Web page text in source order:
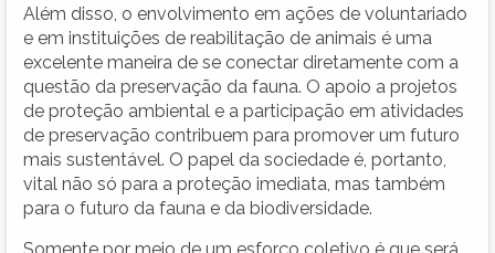
Além disso, o envolvimento em ações de voluntariado
e em instituições de reabilitação de animais é uma
excelente maneira de se conectar diretamente com a
questão da preservação da fauna. O apoio a projetos
de proteção ambiental e a participação em atividades
de preservação contribuem para promover um futuro
mais sustentável. O papel da sociedade é, portanto,
vital não só para a proteção imediata, mas também
para o futuro da fauna e da biodiversidade.
Somente por meio de um esforço coletivo é que será